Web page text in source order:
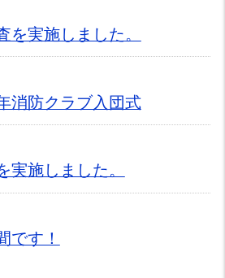
を実施しました。
消防クラブ入団式
実施しました。
です！